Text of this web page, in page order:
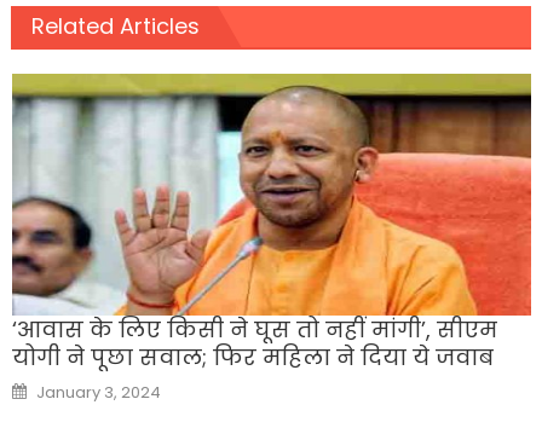
Related Articles
‘आवास के लिए किसी ने घूस तो नहीं मांगी’, सीएम
योगी ने पूछा सवाल; फिर महिला ने दिया ये जवाब
Posted
on
January 3, 2024